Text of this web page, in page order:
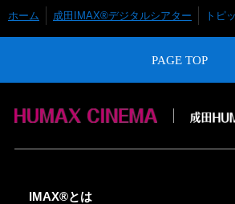
ホーム 成田IMAX®デジタルシアター トピ
PAGE TOP
IMAX®とは